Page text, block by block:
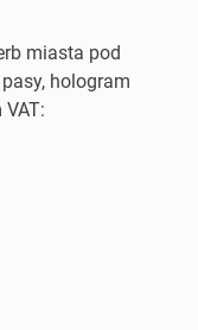
miasta pod
hologram
VAT: